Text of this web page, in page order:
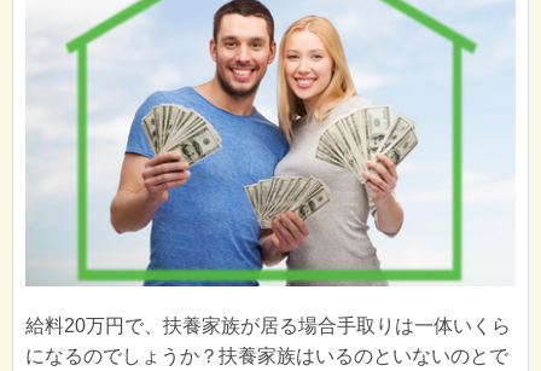
給料20万円で、扶養家族が居る場合手取りは一体いくら
になるのでしょうか？扶養家族はいるのといないのとで